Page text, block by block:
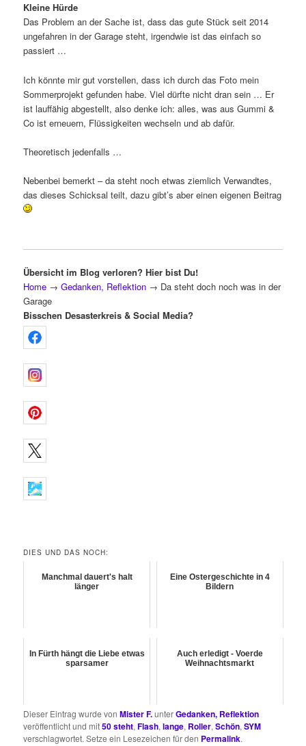
Kleine Hürde
Das Problem an der Sache ist, dass das gute Stück seit 2014
ungefahren in der Garage steht, irgendwie ist das einfach so
passiert …
Ich könnte mir gut vorstellen, dass ich durch das Foto mein
Sommerprojekt gefunden habe. Viel dürfte nicht dran sein … Er
ist lauffähig abgestellt, also denke ich: alles, was aus Gummi &
Co ist erneuern, Flüssigkeiten wechseln und ab dafür.
Theoretisch jedenfalls …
Nebenbei bemerkt – da steht noch etwas ziemlich Verwandtes,
das dieses Schicksal teilt, dazu gibt’s aber einen eigenen Beitrag
Übersicht im Blog verloren? Hier bist Du!
Home → Gedanken, Reflektion → Da steht doch noch was in der
Garage
Bisschen Desasterkreis & Social Media?
DIES UND DAS NOCH:
Manchmal dauert's halt
länger
Eine Ostergeschichte in 4
Bildern
In Fürth hängt die Liebe etwas
sparsamer
Auch erledigt - Voerde
Weihnachtsmarkt
Dieser Eintrag wurde vonMister F.unterGedanken, Reflektion
veröffentlicht und mit50 steht,Flash,lange, Roller,Schön,SYM
verschlagwortet. Setze ein Lesezeichen für den Permalink.